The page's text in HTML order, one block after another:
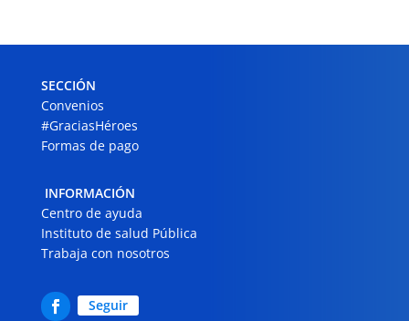
SECCIÓN
Convenios
#GraciasHéroes
Formas de pago
INFORMACIÓN
Centro de ayuda
Instituto de salud Pública
Trabaja con nosotros
Seguir